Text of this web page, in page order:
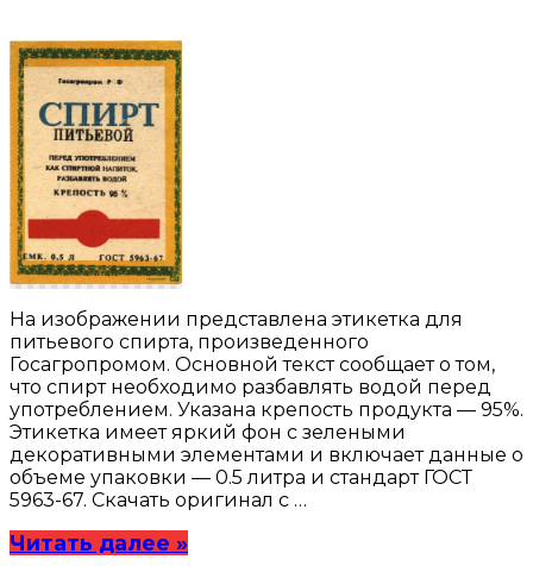
На изображении представлена этикетка для
питьевого спирта, произведенного
Госагропромом. Основной текст сообщает о том,
что спирт необходимо разбавлять водой перед
употреблением. Указана крепость продукта — 95%.
Этикетка имеет яркий фон с зелеными
декоративными элементами и включает данные о
объеме упаковки — 0.5 литра и стандарт ГОСТ
5963-67. Скачать оригинал с …
Читать далее »